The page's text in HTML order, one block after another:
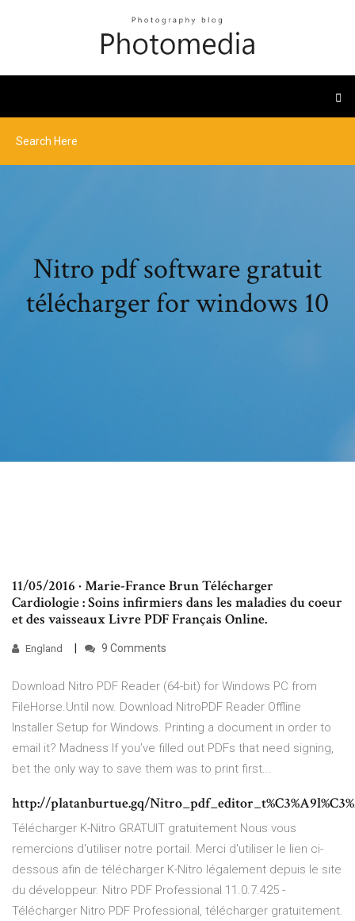
Nitro pdf software gratuit
télécharger for windows 10
11/05/2016 · Marie-France Brun Télécharger
Cardiologie : Soins infirmiers dans les maladies du coeur
et des vaisseaux Livre PDF Français Online.
England 9 Comments
Download Nitro PDF Reader (64-bit) for Windows PC from
FileHorse.Until now. Download NitroPDF Reader Offline
Installer Setup for Windows. Printing a document in order to
email it? Madness If you’ve filled out PDFs that need signing,
bet the only way to save them was to print first...
http://platanburtue.gq/
Télécharger K-Nitro GRATUIT gratuitement Nous vous
remercions d'utiliser notre portail. Merci d'utiliser le lien ci-
dessous afin de télécharger K-Nitro légalement depuis le site
du développeur. Nitro PDF Professional 11.0.7.425 -
Télécharger Nitro PDF Professional, télécharger gratuitement.